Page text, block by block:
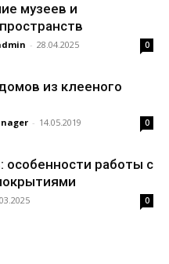
музеев и
- 28.04.2025 0
из клееного
- 14.05.2019 0
особенности работы с
0